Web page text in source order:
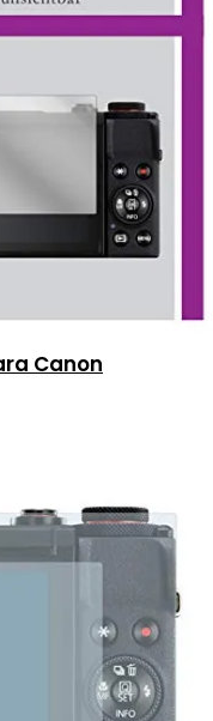
Canon